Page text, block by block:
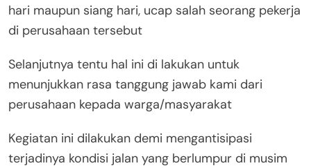
hari maupun siang hari, ucap salah seorang pekerja
di perusahaan tersebut
Selanjutnya tentu hal ini di lakukan untuk
menunjukkan rasa tanggung jawab kami dari
perusahaan kepada warga/masyarakat
Kegiatan ini dilakukan demi mengantisipasi
terjadinya kondisi jalan yang berlumpur di musim